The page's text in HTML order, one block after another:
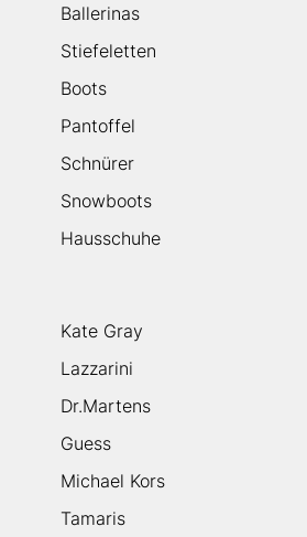
Ballerinas
Stiefeletten
Boots
Pantoffel
Schnürer
Snowboots
Hausschuhe
Kate Gray
Lazzarini
Dr.Martens
Guess
Michael Kors
Tamaris